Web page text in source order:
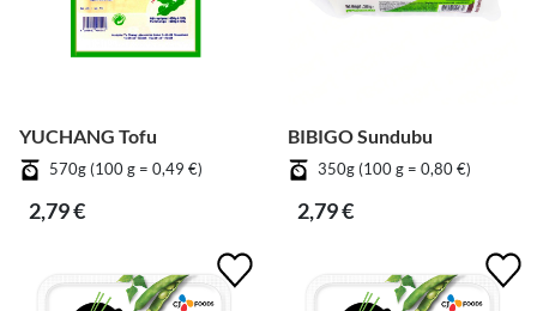
YUCHANG Tofu
570g (100 g = 0,49 €)
2,79 €
BIBIGO Sundubu
350g (100 g = 0,80 €)
2,79 €